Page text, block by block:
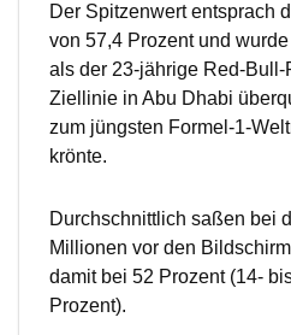
Der Spitzenwert entsprach
von 57,4 Prozent und
als der 23-jährige Red-
Ziellinie in Abu Dhabi
zum jüngsten Formel-1-
krönte.
Durchschnittlich saßen bei
Millionen vor den
damit bei 52 Prozent (14-
Prozent).